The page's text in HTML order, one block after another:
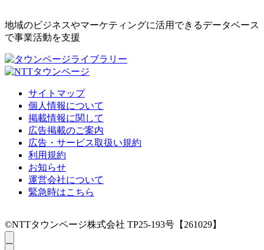
地域のビジネスやマーケティングに活用できるデータベース
で事業活動を支援
サイトマップ
個人情報について
掲載情報に関して
広告掲載のご案内
広告・サービス取扱い規約
利用規約
お知らせ
運営会社について
緊急時はこちら
©NTTタウンページ株式会社 TP25-193号【261029】